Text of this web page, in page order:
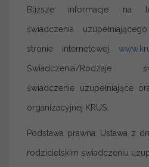
Bliższe informacje na
świadczenia
stronie internetowej
Świadczenia/Rodzaje
świadczenie uzupełniające
organizacyjnej KRUS.
Podstawa prawna: Ustawa z
rodzicielskim świadczeniu